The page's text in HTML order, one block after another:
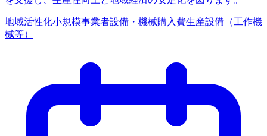
地域活性化小規模事業者設備・機械購入費生産設備（工作機
械等）